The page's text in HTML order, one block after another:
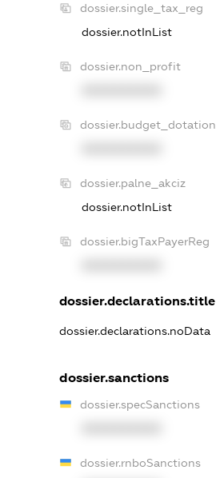
dossier.single_tax_reg
dossier.notInList
dossier.non_profit
dossier.budget_dotation
dossier.palne_akciz
dossier.notInList
dossier.bigTaxPayerReg
dossier.declarations.title
dossier.declarations.noData
dossier.sanctions
dossier.specSanctions
dossier.rnboSanctions